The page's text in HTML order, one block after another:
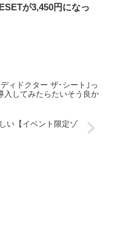
が3,450円になっ
ィドクター ザ･シート｣っ
入してみたらたいそう良か
い【イベント限定ゾ